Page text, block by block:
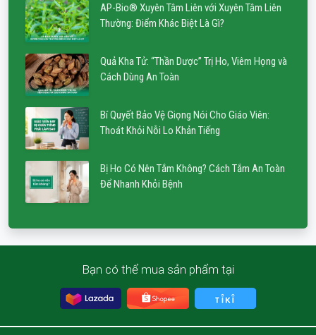
AP-Bio® Xuyên Tâm Liên với Xuyên Tâm Liên
Thường: Điểm Khác Biệt Là Gì?
Quả Kha Tử: “Thần Dược” Trị Ho, Viêm Họng và
Cách Dùng An Toàn
Bí Quyết Bảo Vệ Giọng Nói Cho Giáo Viên:
Thoát Khỏi Nỗi Lo Khản Tiếng
Bị Ho Có Nên Tắm Không? Cách Tắm An Toàn
Để Nhanh Khỏi Bệnh
Bạn có thể mua sản phẩm tại